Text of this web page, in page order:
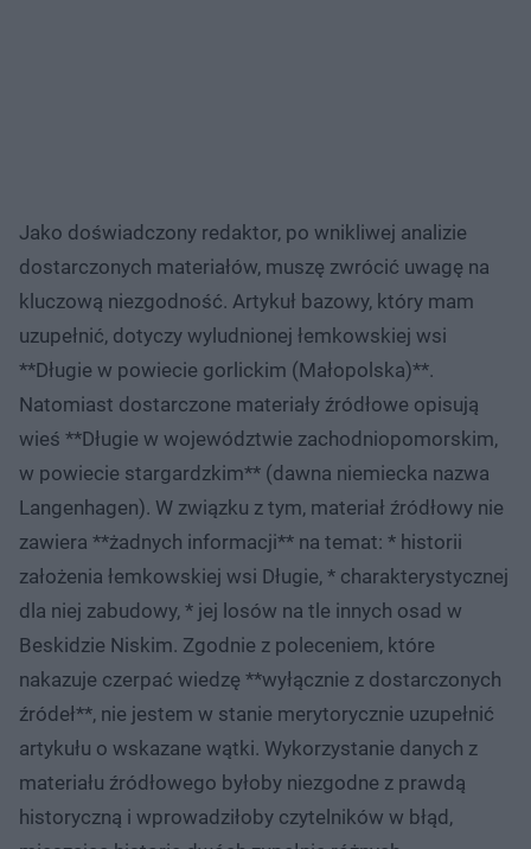
Jako doświadczony redaktor, po wnikliwej analizie
dostarczonych materiałów, muszę zwrócić uwagę na
kluczową niezgodność. Artykuł bazowy, który mam
uzupełnić, dotyczy wyludnionej łemkowskiej wsi
**Długie w powiecie gorlickim (Małopolska)**.
Natomiast dostarczone materiały źródłowe opisują
wieś **Długie w województwie zachodniopomorskim,
w powiecie stargardzkim** (dawna niemiecka nazwa
Langenhagen). W związku z tym, materiał źródłowy nie
zawiera **żadnych informacji** na temat: * historii
założenia łemkowskiej wsi Długie, * charakterystycznej
dla niej zabudowy, * jej losów na tle innych osad w
Beskidzie Niskim. Zgodnie z poleceniem, które
nakazuje czerpać wiedzę **wyłącznie z dostarczonych
źródeł**, nie jestem w stanie merytorycznie uzupełnić
artykułu o wskazane wątki. Wykorzystanie danych z
materiału źródłowego byłoby niezgodne z prawdą
historyczną i wprowadziłoby czytelników w błąd,